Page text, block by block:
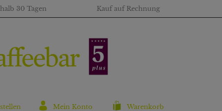
30 Tagen Kauf auf Rechnung
Mein Konto Warenkorb